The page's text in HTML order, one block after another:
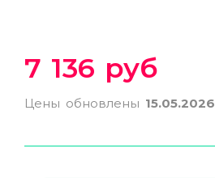
7 136 руб
Цены обновлены 15.05.2026